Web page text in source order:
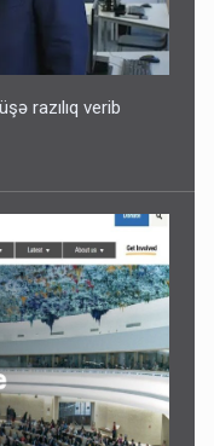
və vəzifələr verilib
edə bilərsiniz -
razılıq verib